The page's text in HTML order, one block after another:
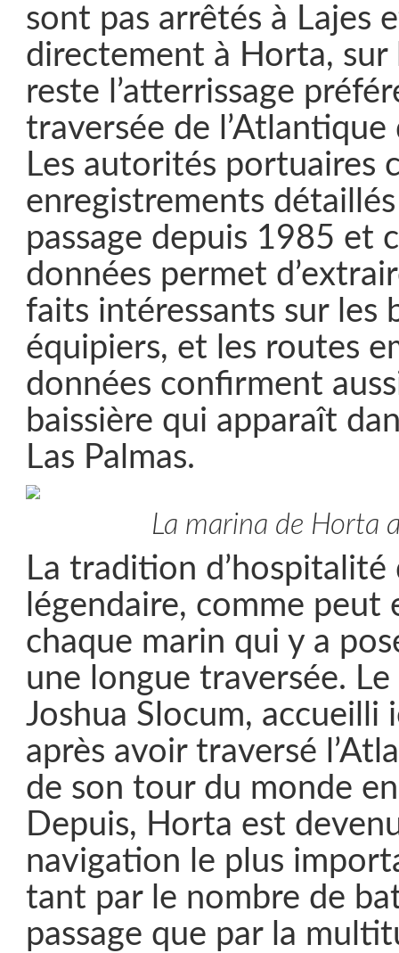
sont pas arrêtés à Lajes
directement à Horta, sur
reste l’atterrissage
traversée de l’Atlantique
Les autorités portuaires
enregistrements
passage depuis 1985 et
données permet
faits intéressants sur les
équipiers, et les routes
données confirment
baissière qui apparaît
Las Palmas.
La marina de Horta
La tradition d’hospitalité
légendaire, comme peut
chaque marin qui y a
une longue traversée.
Joshua Slocum, accueilli
après avoir traversé
de son tour du monde
Depuis, Horta est
navigation le plus
tant par le nombre de
passage que par la